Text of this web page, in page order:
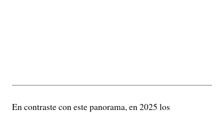
En contraste con este panorama, en 2025 los